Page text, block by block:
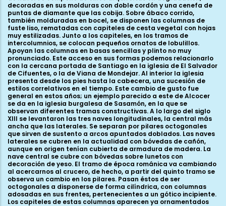
decoradas en sus molduras con doble cordón y una cenefa de
puntas de diamante que las cobija. Sobre ábaco corrido,
también molduradas en bocel, se disponen las columnas de
fuste liso, rematadas con capiteles de cesta vegetal con hojas
muy estilizadas. Junto a los capiteles, en los tramos de
intercolumnios, se colocan pequeños ornatos de lobulillos.
Apoyan las columnas en basas sencillas y plinto no muy
pronunciado. Este acceso en sus formas podemos relacionarlo
con la cercana portada de Santiago en la iglesia de El Salvador
de Cifuentes, o la de Viana de Mondejar. Al interior la iglesia
presenta desde los pies hasta la cabecera, una sucesión de
estilos correlativos en el tiempo. Este cambio de gusto fue
general en estos años; un ejemplo parecido a este de Alcocer
se da en la iglesia burgalesa de Sasamón, en la que se
observan diferentes tramas constructivas. A lo largo del siglo
XIII se levantaron las tres naves longitudinales, la central más
ancha que las laterales. Se separan por pilares octogonales
que sirven de sustento a arcos apuntados doblados. Las naves
laterales se cubren en la actualidad con bóvedas de cañón,
aunque en origen tenían cubierta de armadura de madera. La
nave central se cubre con bóvedas sobre lunetos con
decoración de yeso. El tramo de época románica va cambiando
al acercarnos al crucero, de hecho, a partir del quinto tramo se
observa un cambio en los pilares. Pasan éstos de ser
octogonales a disponerse de forma cilíndrica, con columnas
adosadas en sus frentes, pertenecientes a un gótico incipiente.
Los capiteles de estas columnas aparecen ya ornamentados